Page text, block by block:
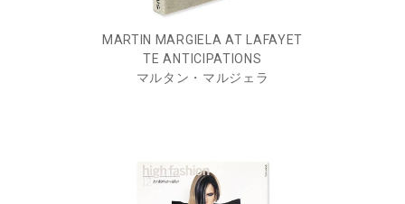
MARTIN MARGIELA AT LAFAYET
TE ANTICIPATIONS
マルタン・マルジェラ